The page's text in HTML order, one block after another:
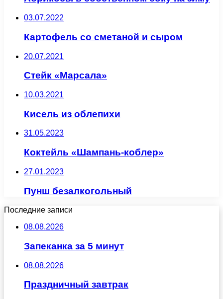
03.07.2022
Картофель со сметаной и сыром
20.07.2021
Стейк «Марсала»
10.03.2021
Кисель из облепихи
31.05.2023
Коктейль «Шампань-коблер»
27.01.2023
Пунш безалкогольный
Последние записи
08.08.2026
Запеканка за 5 минут
08.08.2026
Праздничный завтрак